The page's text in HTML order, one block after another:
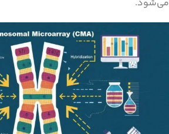
می‌شود.